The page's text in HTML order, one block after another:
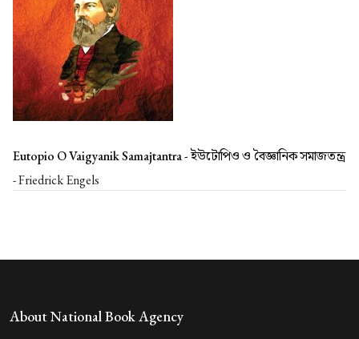
Eutopio O Vaigyanik Samajtantra -ইউটোপিও ও বৈজ্ঞানিক সমাজতন্ত্র
- Friedrick Engels
About National Book Agency